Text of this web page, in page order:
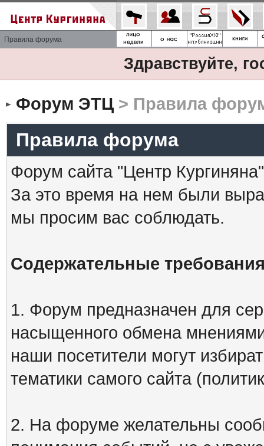
Правила форума
Здравствуйте,
Форум ЭТЦ> Правила
Правила форума
Форум сайта "Центр
За это время на нем были
мы просим вас соблюдать.
Содержательные
1. Форум предназначен для
насыщенного обмена
наши посетители могут
тематики самого сайта
2. На форуме желательны